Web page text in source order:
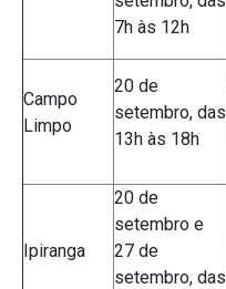
7h às 12h
Campo
Limpo
20 de
setembro, das
13h às 18h
Ipiranga
20 de
setembro e
27 de
setembro, das